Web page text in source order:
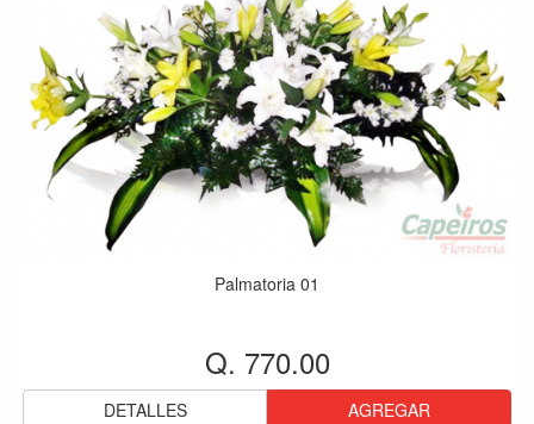
Palmatoria 01
Q. 770.00
DETALLES AGREGAR